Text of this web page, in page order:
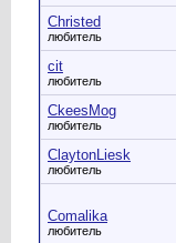
Christed
любитель
cit
любитель
CkeesMog
любитель
ClaytonLiesk
любитель
Comalika
любитель